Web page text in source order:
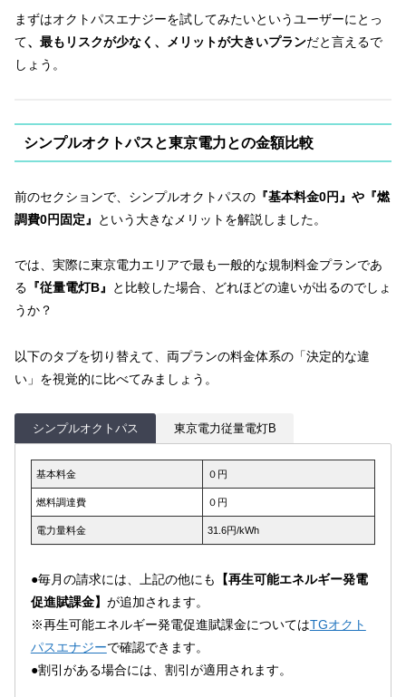
まずはオクトパスエナジーを試してみたいというユーザーにとっ
て、最もリスクが少なく、メリットが大きいプランだと言えるで
しょう。
シンプルオクトパスと東京電力との金額比較
前のセクションで、シンプルオクトパスの 『基本料金0円』や『燃
調費0円固定』
という大きなメリットを解説しました。
では、実際に東京電力エリアで最も一般的な規制料金プランであ
る 『従量電灯B』
と比較した場合、どれほどの違いが出るのでしょ
うか？
以下のタブを切り替えて、両プランの料金体系の「決定的な違
い」を視覚的に比べてみましょう。
シンプルオクトパス 東京電力従量電灯B
基本料金 ０円
燃料調達費 ０円
電力量料金 31.6円/kWh
●毎月の請求には、上記の他にも
【再生可能エネルギー発電
促進賦課金】 が追加されます。
※再生可能エネルギー発電促進賦課金についてはTGオクト
パスエナジーで確認できます。
●割引がある場合には、割引が適用されます。